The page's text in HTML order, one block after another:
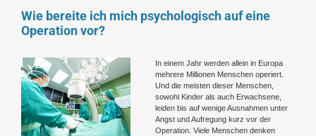
Wie bereite ich mich psychologisch auf eine
Operation vor?
Zeige
grösseres
Bild
In einem Jahr werden allein in Europa
mehrere Millionen Menschen operiert.
Und die meisten dieser Menschen,
sowohl Kinder als auch Erwachsene,
leiden bis auf wenige Ausnahmen unter
Angst und Aufregung kurz vor der
Operation. Viele Menschen denken